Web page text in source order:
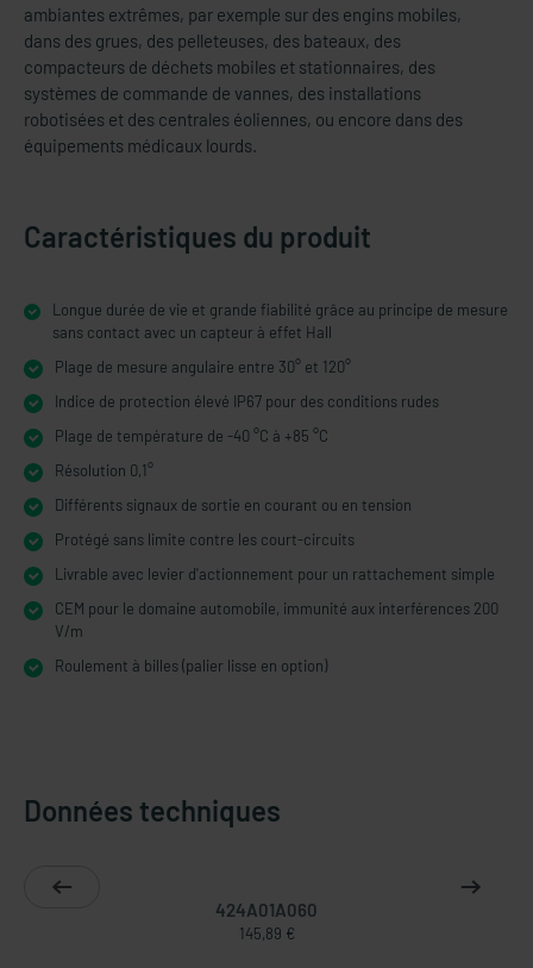
ambiantes extrêmes, par exemple sur des engins mobiles,
dans des grues, des pelleteuses, des bateaux, des
compacteurs de déchets mobiles et stationnaires, des
systèmes de commande de vannes, des installations
robotisées et des centrales éoliennes, ou encore dans des
équipements médicaux lourds.
Caractéristiques du produit
Longue durée de vie et grande fiabilité grâce au principe de mesure
sans contact avec un capteur à effet Hall
Plage de mesure angulaire entre 30° et 120°
Indice de protection élevé IP67 pour des conditions rudes
Plage de température de -40 °C à +85 °C
Résolution 0,1°
Différents signaux de sortie en courant ou en tension
Protégé sans limite contre les court-circuits
Livrable avec levier d'actionnement pour un rattachement simple
CEM pour le domaine automobile, immunité aux interférences 200
V/m
Roulement à billes (palier lisse en option)
Données techniques
424A01A060
145,89 €